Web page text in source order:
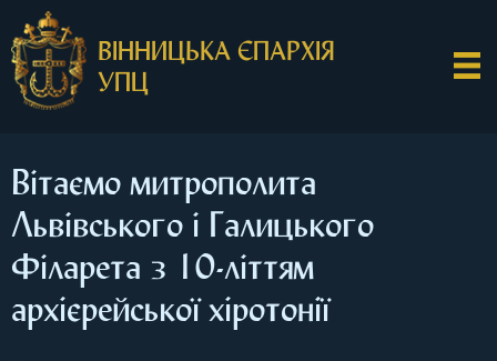
ВІННИЦЬКА ЄПАРХІЯ
УПЦ
Вітаємо митрополита
Львівського і Галицького
Філарета з 10-літтям
архієрейської хіротонії